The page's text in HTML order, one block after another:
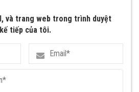
và trang web trong trình duyệt
tiếp của tôi.